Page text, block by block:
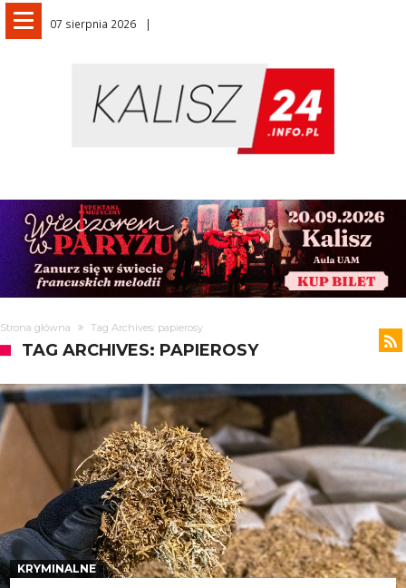
07 sierpnia 2026
Strona główna Tag Archives: papierosy
TAG ARCHIVES: PAPIEROSY
KRYMINALNE